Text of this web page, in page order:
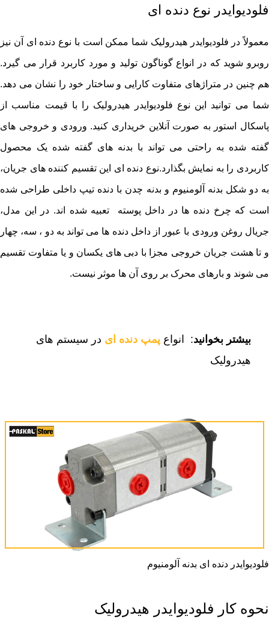
فلودیوایدر نوع دنده ای
معمولاً در فلودیوایدر هیدرولیک شما ممکن است با نوع دنده ای آن نیز
روبرو شوید که در انواع گوناگون تولید و مورد کاربرد قرار می گیرد.
هم چنین در متراژهای متفاوت کارایی و ساختار خود را نشان می دهد.
شما می توانید این نوع فلودیوایدر هیدرولیک را با قیمت مناسب از
پاسکال استور به صورت آنلاین خریداری کنید. ورودی و خروجی های
گفته شده به راحتی می تواند با بدنه های گفته شده یک محصول
کاربردی را به نمایش بگذارد.نوع دنده ای این تقسیم کننده های جریان،
به دو شکل بدنه آلومنیوم و بدنه چدن با دنده تیپ داخلی طراحی شده
است که چرخ دنده ها در داخل پوسته تعبیه شده اند. در این مدل،
جریال روغن ورودی با عبور از داخل دنده ها می تواند به دو ، سه، چهار
و تا هشت جریان خروجی مجزا با دبی های یکسان و یا متفاوت تقسیم
می شوند و بارهای محرک بر روی آن ها موثر نیست.
بیشتر بخوانید: انواع پمپ دنده ای در سیستم های
هیدرولیک
فلودیوایدر دنده ای بدنه آلومنیوم
نحوه کار فلودیوایدر هیدرولیک